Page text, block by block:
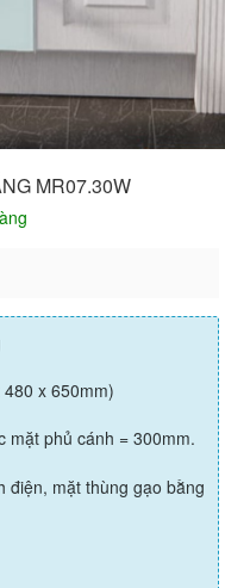
MR07.30W
x 650mm)
mặt phủ cánh = 300mm.
điện, mặt thùng gạo bằng